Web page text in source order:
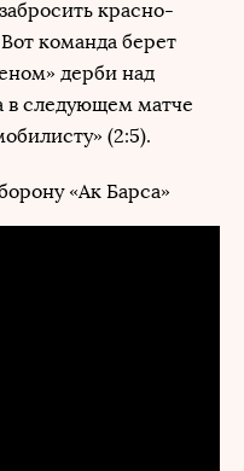
красно-
команда берет
дерби над
в следующем матче
(2:5).
«Ак Барса»